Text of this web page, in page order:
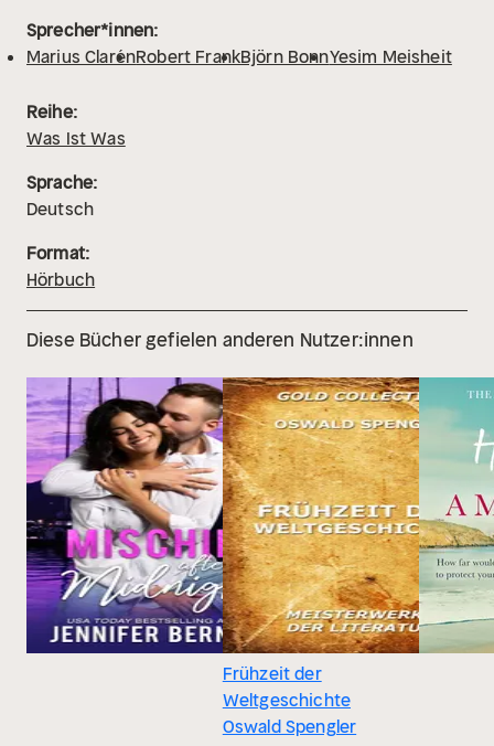
Sprecher*innen:
Marius ClarénRobert FrankBjörn BonnYesim Meisheit
Reihe:
Was Ist Was
Sprache:
Deutsch
Format:
Hörbuch
Diese Bücher gefielen anderen Nutzer:innen
Frühzeit der
Weltgeschichte
Oswald Spengler